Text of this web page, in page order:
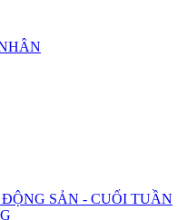
SẢN - CUỐI TUẦN